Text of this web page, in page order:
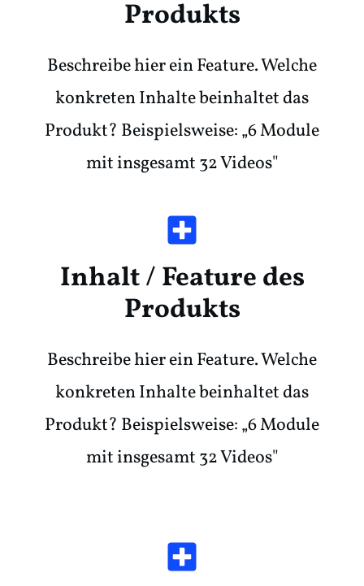
Produkts
Beschreibe hier ein Feature. Welche
konkreten Inhalte beinhaltet das
Produkt? Beispielsweise: „6 Module
mit insgesamt 32 Videos"
Inhalt / Feature des
Produkts
Beschreibe hier ein Feature. Welche
konkreten Inhalte beinhaltet das
Produkt? Beispielsweise: „6 Module
mit insgesamt 32 Videos"